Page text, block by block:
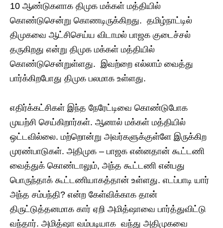
10 ஆண்டுகளாக திமுக மக்கள் மத்தியில்
கொண்டுசென்று கொணடிருக்கிறது. தமிழ்நாட்டில்
திமுகவை ஆட்சிசெய்ய விடாமல் பாஜக குடைச்சல்
தருகிறது என்று திமுக மக்கள் மத்தியில்
கொண்டுசென்றுள்ளது. இவற்றை எல்லாம் வைத்து
பார்க்கிறபோது திமுக பலமாக உள்ளது.
எதிர்க்கட்சிகள் இந்த நேரேட்டிவை கொண்டுபோக
முயற்சி செய்கிறார்கள். ஆனால் மக்கள் மத்தியில்
ஒட்டவில்லை. மற்றொன்று அவர்களுக்குள்ளே இருக்கிற
முரண்பாடுகள். அதிமுக – பாஜக என்னதான் கூட்டணி
வைத்துக் கொண்டாலும், அந்த கூட்டணி என்பது
பொருந்தாக் கூட்டணியாகத்தான் உள்ளது. எடப்பாடி யார்
அந்த சம்பந்தி? என்ற கேள்விக்காக தான்
திருட்டுத்தனமாக கார் ஏறி அமித்ஷாவை பார்த்துவிட்டு
வந்தார். அமித்ஷா வம்படியாக வந்து அதிமுகவை